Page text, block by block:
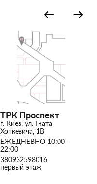
ТРК Проспект
г. Киев, ул. Гната
Хоткевича, 1В
ЕЖЕДНЕВНО 10:00 -
22:00
380932598016
первый этаж